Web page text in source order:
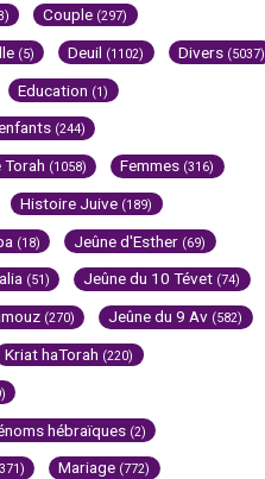
Couple (297)
(5) Deuil (1102) Divers (5037)
Education (1)
(244)
(1058) Femmes (316)
Histoire Juive (189)
(18) Jeûne d'Esther (69)
(51) Jeûne du 10 Tévet (74)
(270) Jeûne du 9 Av (582)
Kriat haTorah (220)
hébraïques (2)
Mariage (772)